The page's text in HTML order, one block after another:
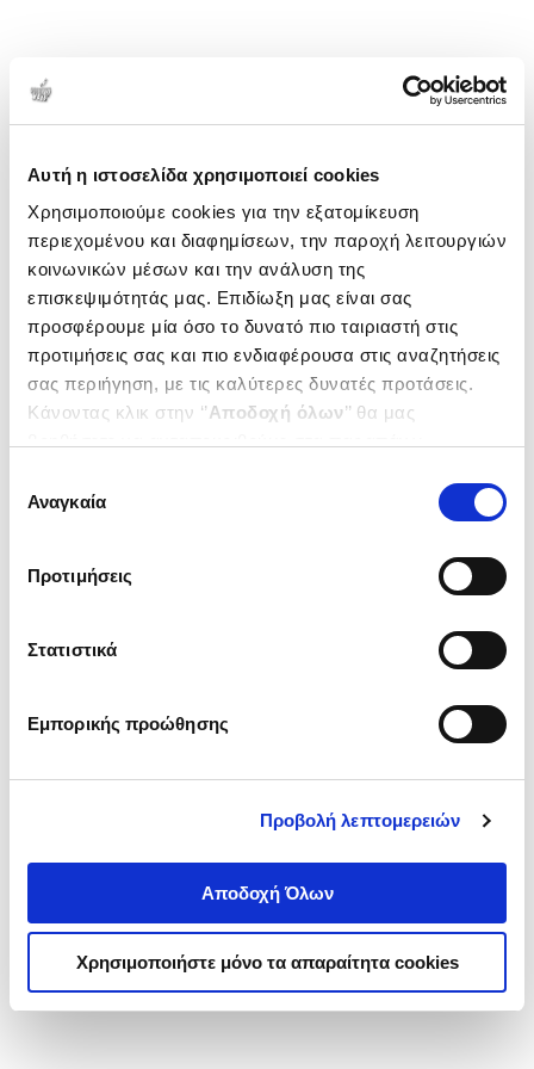
Αυτή η ιστοσελίδα χρησιμοποιεί cookies
Χρησιμοποιούμε cookies για την εξατομίκευση
περιεχομένου και διαφημίσεων, την παροχή λειτουργιών
κοινωνικών μέσων και την ανάλυση της
επισκεψιμότητάς μας. Επιδίωξη μας είναι σας
προσφέρουμε μία όσο το δυνατό πιο ταιριαστή στις
προτιμήσεις σας και πιο ενδιαφέρουσα στις αναζητήσεις
σας περιήγηση, με τις καλύτερες δυνατές προτάσεις.
Κάνοντας κλικ στην ‘’Αποδοχή όλων’’ θα μας
ενδιαφέρουν και να επιλέξετε από τα παρακάτω με την
΄΄και να ενημερωθείτε σχετικά με
συγκατάθεσης
Αναγκαία
Προτιμήσεις
Στατιστικά
Εμπορικής προώθησης
Προβολή λεπτομερειών
Αποδοχή Όλων
Χρησιμοποιήστε μόνο τα απαραίτητα cookies